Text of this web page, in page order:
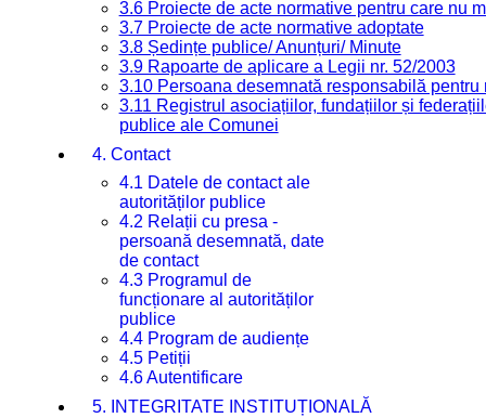
3.6 Proiecte de acte normative pentru care nu
3.7 Proiecte de acte normative adoptate
3.8 Ședințe publice/ Anunțuri/ Minute
3.9 Rapoarte de aplicare a Legii nr. 52/2003
3.10 Persoana desemnată responsabilă
3.11 Registrul asociațiilor, fundațiilor și
publice ale Comunei
4. Contact
4.1 Datele de contact ale
autorităților publice
4.2 Relații cu presa -
persoană desemnată, date
de contact
4.3 Programul de
funcționare al autorităților
publice
4.4 Program de audiențe
4.5 Petiții
4.6 Autentificare
5. INTEGRITATE INSTITUȚIONALĂ